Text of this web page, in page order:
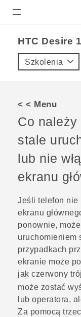
VIVE
VIVERSE
POMOC
Urządzenia i
Zaloguj się
HTC Desire
Szkolenia
< < Menu
Co
stale
lub nie
ekranu
Jeśli telefon nie
ekranu
ponownie,
uruchomieniem
przypadkach
ekranie może
jak czerwony
może zostać
lub operatora,
Za pomocą